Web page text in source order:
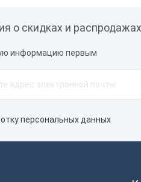
о скидках и
информацию первым
персональных данных